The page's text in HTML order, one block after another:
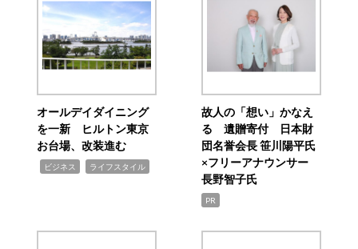
オールデイダイニング
を一新 ヒルトン東京
お台場、改装進む
ビジネス ライフスタイル
故人の「想い」かなえ
る 遺贈寄付 日本財
団名誉会長 笹川陽平氏
×フリーアナウンサー
長野智子氏
PR